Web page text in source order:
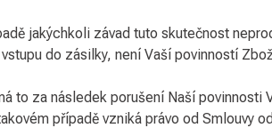
jakýchkoli závad tuto skutečnost
do zásilky, není Vaší povinností
to za následek porušení Naší povinnosti
případě vzniká právo od Smlouvy